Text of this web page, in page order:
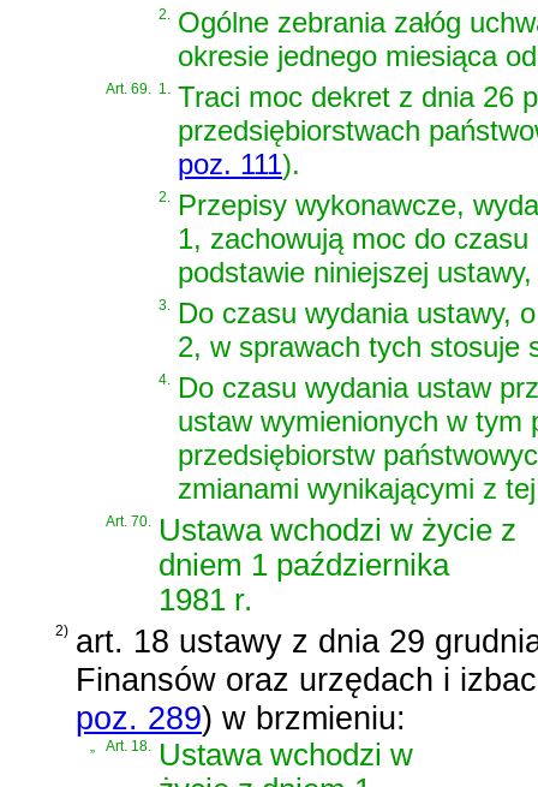
2. Ogólne zebrania załóg
okresie jednego miesiąca
Art. 69. 1. Traci moc dekret z dnia 26
przedsiębiorstwach
poz. 111).
2. Przepisy wykonawcze,
1, zachowują moc do
podstawie niniejszej
3. Do czasu wydania ustawy,
2, w sprawach tych stosuje
4. Do czasu wydania ustaw
ustaw wymienionych w tym
przedsiębiorstw
zmianami wynikającymi z
Art. 70. Ustawa wchodzi w życie z
dniem 1 października
1981 r.
2) art. 18 ustawy z dnia 29
Finansów oraz urzędach i
poz. 289) w brzmieniu:
„ Art. 18. Ustawa wchodzi w